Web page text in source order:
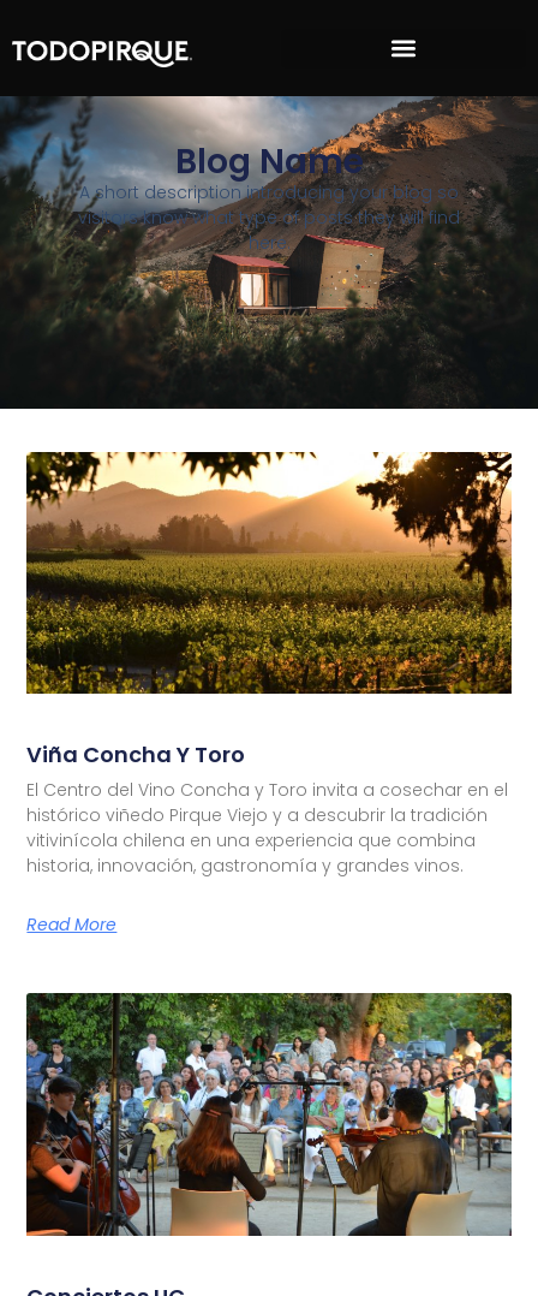
Blog Name
A short description introducing your blog so
visitors know what type of posts they will find
here.
Viña Concha Y Toro
El Centro del Vino Concha y Toro invita a cosechar en el
histórico viñedo Pirque Viejo y a descubrir la tradición
vitivinícola chilena en una experiencia que combina
historia, innovación, gastronomía y grandes vinos.
Read More